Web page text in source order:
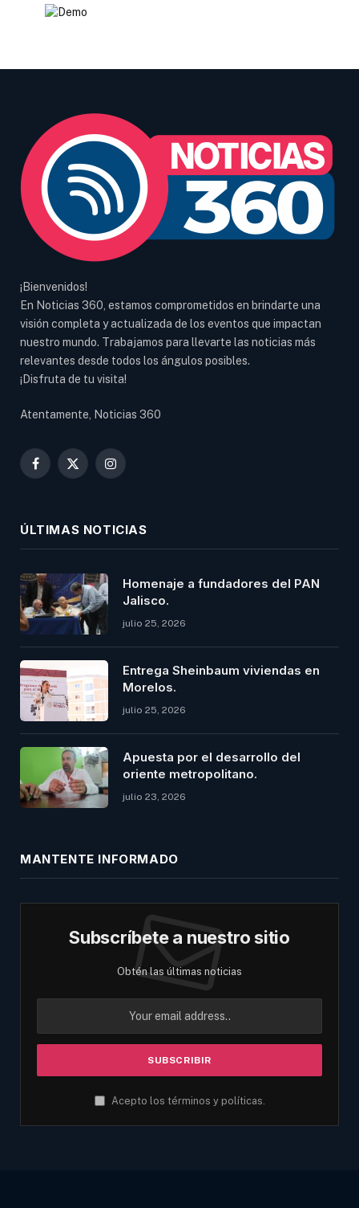
¡Bienvenidos!
En Noticias 360, estamos comprometidos en brindarte una
visión completa y actualizada de los eventos que impactan
nuestro mundo. Trabajamos para llevarte las noticias más
relevantes desde todos los ángulos posibles.
¡Disfruta de tu visita!
Atentamente, Noticias 360
Facebook
X
Instagram
ÚLTIMAS NOTICIAS
Homenaje a fundadores del PAN
Jalisco.
julio 25, 2026
Entrega Sheinbaum viviendas en
Morelos.
julio 25, 2026
Apuesta por el desarrollo del
oriente metropolitano.
julio 23, 2026
MANTENTE INFORMADO
Subscríbete a nuestro sitio
Obtén las últimas noticias
Acepto los términos y políticas.